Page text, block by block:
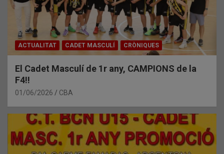
ACTUALITAT CADET MASCULÍ CRÒNIQUES
El Cadet Masculí de 1r any, CAMPIONS de la
F4!!
01/06/2026 CBA